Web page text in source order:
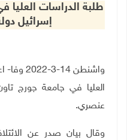
طلبة الدراسات العليا
إسرائيل
واشنطن
العليا في جامعة جورج
عنصري.
وقال بيان صدر عن